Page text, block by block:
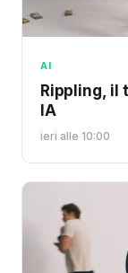
AI
Rippling, il
IA
ieri alle 10:00